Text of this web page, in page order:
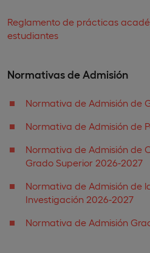
Reglamento de prácticas
estudiantes
Normativas de Admisión
Normativa de Admisión de
Normativa de Admisión de
Normativa de Admisión de
Grado Superior 2026-2027
Normativa de Admisión de
Investigación 2026-2027
Normativa de Admisión